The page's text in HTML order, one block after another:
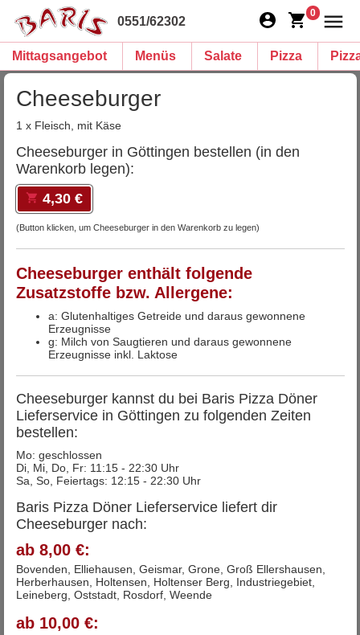
0551/62302
0
Mittagsangebot Menüs Salate Pizza
Cheeseburger
1 x Fleisch, mit Käse
Cheeseburger in Göttingen bestellen (in den
Warenkorb legen):
4,30 €
(Button klicken, um Cheeseburger in den Warenkorb zu legen)
Cheeseburger enthält folgende
Zusatzstoffe bzw. Allergene:
a: Glutenhaltiges Getreide und daraus gewonnene
Erzeugnisse
g: Milch von Saugtieren und daraus gewonnene
Erzeugnisse inkl. Laktose
Cheeseburger kannst du bei Baris Pizza Döner
Lieferservice in Göttingen zu folgenden Zeiten
bestellen:
Mo: geschlossen
Di, Mi, Do, Fr: 11:15 - 22:30 Uhr
Sa, So, Feiertags: 12:15 - 22:30 Uhr
Baris Pizza Döner Lieferservice liefert dir
Cheeseburger nach:
ab 8,00 €:
Bovenden, Elliehausen, Geismar, Grone, Groß Ellershausen,
Herberhausen, Holtensen, Holtenser Berg, Industriegebiet,
Leineberg, Oststadt, Rosdorf, Weende
ab 10,00 €: